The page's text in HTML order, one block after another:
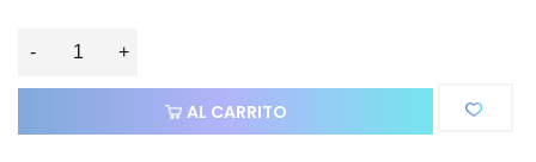
- +
AL CARRITO